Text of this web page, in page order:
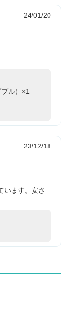
24/01/20
ル）×1
23/12/18
います。安さ